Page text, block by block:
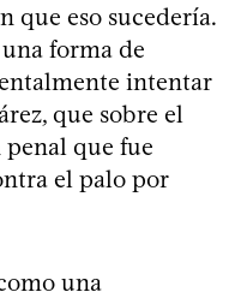
que eso sucedería.
forma de
intentar
que sobre el
que fue
el palo por
una